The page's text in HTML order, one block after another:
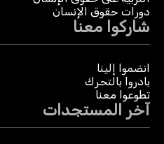
دورات حقوق الإنسان
شاركوا معنا
انضموا إلينا
بادروا بالتحرك
تطوعوا معنا
آخر المستجدات